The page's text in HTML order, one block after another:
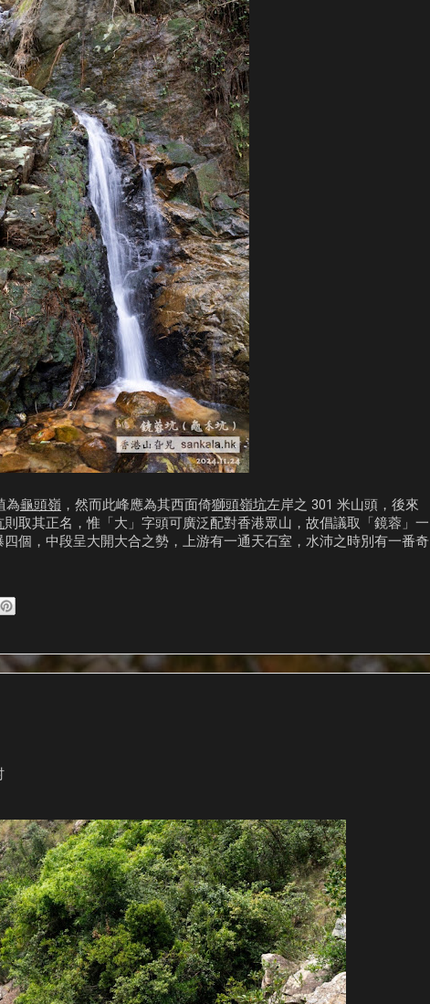
為龜頭嶺 ，然而此峰應為其西面倚獅頭嶺坑左岸之 301 米山頭，後來
則取其正名，惟「大」字頭可廣泛配對香港眾山，故倡議取「鏡蓉」一
四個，中段呈大開大合之勢，上游有一通天石室，水沛之時別有一番奇